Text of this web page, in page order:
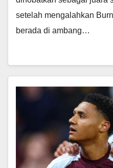
setelah mengalahkan
berada di ambang…